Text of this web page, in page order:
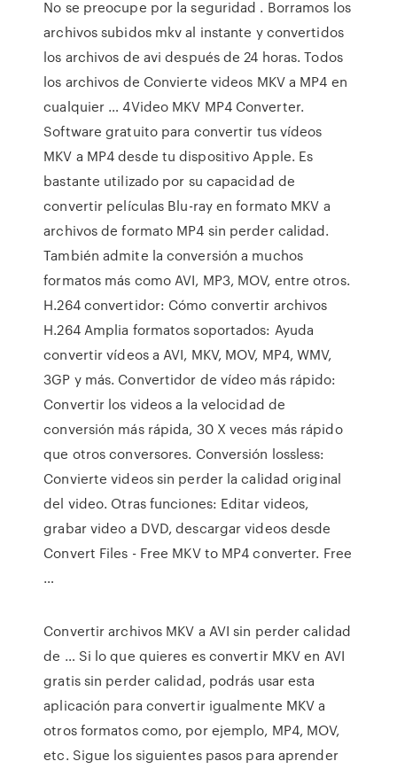
No se preocupe por la seguridad . Borramos los
archivos subidos mkv al instante y convertidos
los archivos de avi después de 24 horas. Todos
los archivos de Convierte videos MKV a MP4 en
cualquier … 4Video MKV MP4 Converter.
Software gratuito para convertir tus vídeos
MKV a MP4 desde tu dispositivo Apple. Es
bastante utilizado por su capacidad de
convertir películas Blu-ray en formato MKV a
archivos de formato MP4 sin perder calidad.
También admite la conversión a muchos
formatos más como AVI, MP3, MOV, entre otros.
H.264 convertidor: Cómo convertir archivos
H.264 Amplia formatos soportados: Ayuda
convertir vídeos a AVI, MKV, MOV, MP4, WMV,
3GP y más. Convertidor de vídeo más rápido:
Convertir los videos a la velocidad de
conversión más rápida, 30 X veces más rápido
que otros conversores. Conversión lossless:
Convierte videos sin perder la calidad original
del video. Otras funciones: Editar videos,
grabar video a DVD, descargar videos desde
Convert Files - Free MKV to MP4 converter. Free
…
Convertir archivos MKV a AVI sin perder calidad
de … Si lo que quieres es convertir MKV en AVI
gratis sin perder calidad, podrás usar esta
aplicación para convertir igualmente MKV a
otros formatos como, por ejemplo, MP4, MOV,
etc. Sigue los siguientes pasos para aprender